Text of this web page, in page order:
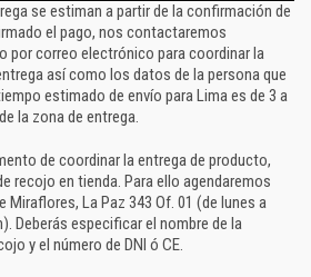
se estiman a partir de la confirmación de
el pago, nos contactaremos
por correo electrónico para coordinar la
así como los datos de la persona que
estimado de envío para Lima es de 3 a
la zona de entrega.
de coordinar la entrega de producto,
recojo en tienda. Para ello agendaremos
Miraflores, La Paz 343 Of. 01 (de lunes a
Deberás especificar el nombre de la
y el número de DNI ó CE.